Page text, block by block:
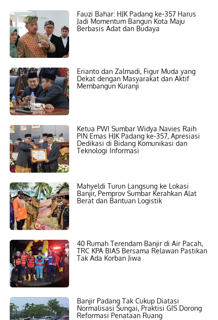
Fauzi Bahar: HJK Padang ke-357 Harus
Jadi Momentum Bangun Kota Maju
Berbasis Adat dan Budaya
Erianto dan Zalmadi, Figur Muda yang
Dekat dengan Masyarakat dan Aktif
Membangun Kuranji
Ketua PWI Sumbar Widya Navies Raih
PIN Emas HJK Padang ke-357, Apresiasi
Dedikasi di Bidang Komunikasi dan
Teknologi Informasi
Mahyeldi Turun Langsung ke Lokasi
Banjir, Pemprov Sumbar Kerahkan Alat
Berat dan Bantuan Logistik
40 Rumah Terendam Banjir di Air Pacah,
TRC KPA BIAS Bersama Relawan Pastikan
Tak Ada Korban Jiwa
Banjir Padang Tak Cukup Diatasi
Normalisasi Sungai, Praktisi GIS Dorong
Reformasi Penataan Ruang